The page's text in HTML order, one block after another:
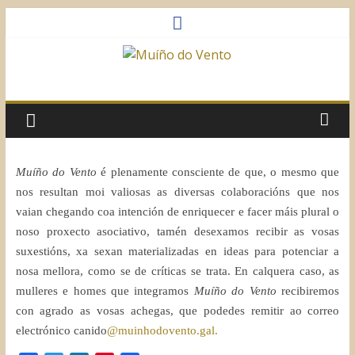
do
Vento
Asociación
Sociocultural
Muíño do Vento é plenamente consciente de que, o mesmo que
nos resultan moi valiosas as diversas colaboracións que nos
vaian chegando coa intención de enriquecer e facer máis plural o
noso proxecto asociativo, tamén desexamos recibir as vosas
suxestións, xa sexan materializadas en ideas para potenciar a
nosa mellora, como se de críticas se trata. En calquera caso, as
mulleres e homes que integramos Muíño do Vento recibiremos
con agrado as vosas achegas, que podedes remitir ao correo
electrónico canido@muinhodovento.gal.